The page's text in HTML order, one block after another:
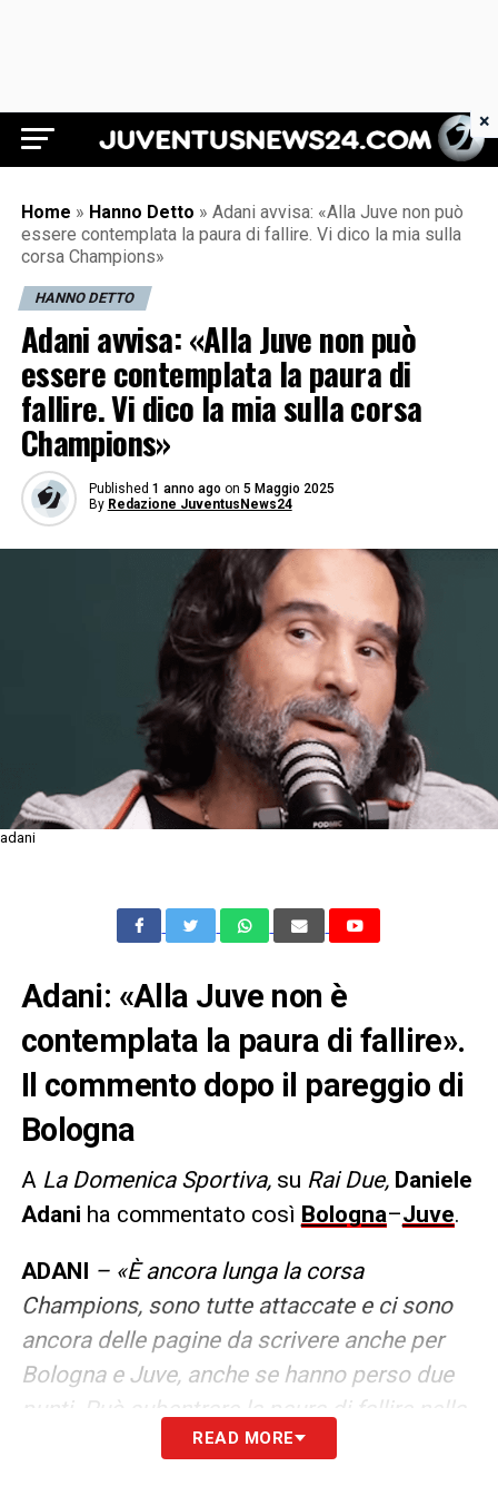
Juventus News 24
Home » Hanno Detto » Adani avvisa: «Alla Juve non può
essere contemplata la paura di fallire. Vi dico la mia sulla
corsa Champions»
HANNO DETTO
Adani avvisa: «Alla Juve non può
essere contemplata la paura di
fallire. Vi dico la mia sulla corsa
Champions»
Published 1 anno ago on 5 Maggio 2025
By Redazione JuventusNews24
adani
Adani: «Alla Juve non è
contemplata la paura di fallire».
Il commento dopo il pareggio di
Bologna
A La Domenica Sportiva, su Rai Due, Daniele
Adani ha commentato così Bologna–Juve.
ADANI – «È ancora lunga la corsa
Champions, sono tutte attaccate e ci sono
ancora delle pagine da scrivere anche per
Bologna e Juve, anche se hanno perso due
punti. Può subentrare la paura di fallire nella
Juventus? Il fallimento sarebbe molto
READ MORE
×